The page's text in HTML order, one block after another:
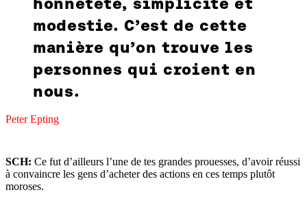
modestie. C’est de cette
manière qu’on trouve les
personnes qui croient en
nous.
Peter Epting
SCH: Ce fut d’ailleurs l’une de tes grandes prouesses, d’avoir réussi
à convaincre les gens d’acheter des actions en ces temps plutôt
moroses.